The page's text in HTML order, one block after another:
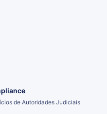
de Autoridades Judiciais